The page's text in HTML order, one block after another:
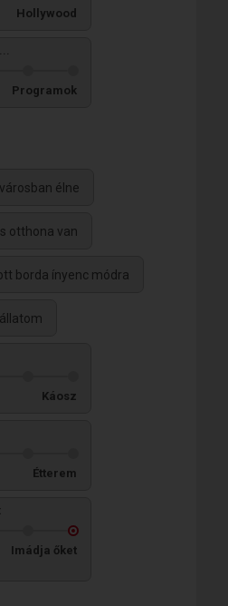
Hollywood
Programok
élne
otthona van
borda ínyenc módra
Káosz
Étterem
Imádja őket